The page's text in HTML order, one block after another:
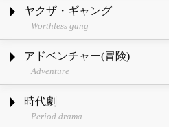
ヤクザ・ギャング
Worthless gang
アドベンチャー(冒険)
Adventure
時代劇
Period drama